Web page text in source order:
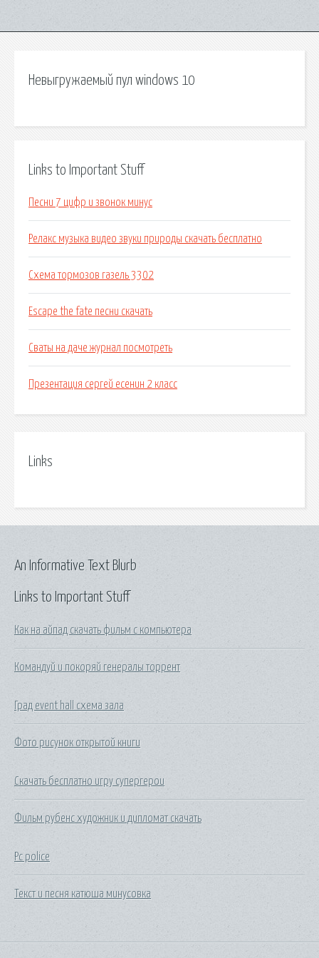
Невыгружаемый пул windows 10
Links to Important Stuff
Песни 7 цифр и звонок минус
Релакс музыка видео звуки природы скачать бесплатно
Схема тормозов газель 3302
Escape the fate песни скачать
Сваты на даче журнал посмотреть
Презентация сергей есенин 2 класс
Links
Links to Important Stuff
Как на айпад скачать фильм с компьютера
Командуй и покоряй генералы торрент
Град event hall схема зала
Фото рисунок открытой книги
Скачать бесплатно игру супергерои
Фильм рубенс художник и дипломат скачать
Pc police
Текст и песня катюша минусовка
An Informative Text Blurb